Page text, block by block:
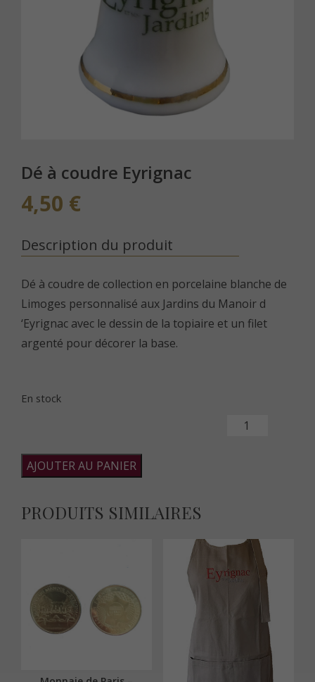
Dé à coudre Eyrignac
4,50 €
Description du produit
Dé à coudre de collection en porcelaine blanche de
Limoges personnalisé aux Jardins du Manoir d
‘Eyrignac avec le dessin de la topiaire et un filet
argenté pour décorer la base.
En stock
AJOUTER AU PANIER
PRODUITS SIMILAIRES